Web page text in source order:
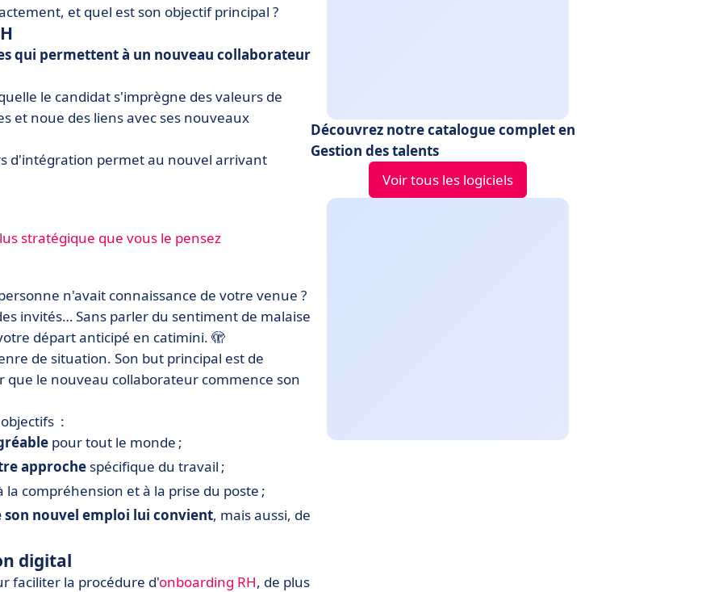
et quel est son objectif principal ?
qui permettent à un nouveau collaborateur
le candidat s'imprègne des valeurs de
et noue des liens avec ses nouveaux
d'intégration permet au nouvel arrivant
stratégique que vous le pensez
n'avait connaissance de votre venue ?
invités… Sans parler du sentiment de malaise
départ anticipé en catimini. 🫣
de situation. Son but principal est de
que le nouveau collaborateur commence son
:
pour tout le monde ;
approche spécifique du travail ;
la compréhension et à la prise du poste ;
son nouvel emploi lui convient, mais aussi, de
digital
faciliter la procédure d'onboarding RH, de plus
Découvrez notre catalogue complet en
Gestion des talents
Voir tous les logiciels